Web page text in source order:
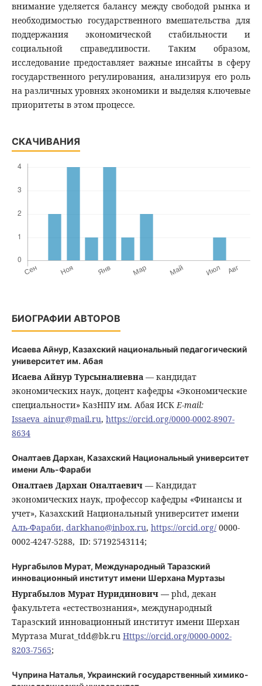
внимание уделяется балансу между свободой рынка и
необходимостью государственного вмешательства для
поддержания экономической стабильности и
социальной справедливости. Таким образом,
исследование предоставляет важные инсайты в сферу
государственного регулирования, анализируя его роль
на различных уровнях экономики и выделяя ключевые
приоритеты в этом процессе.
СКАЧИВАНИЯ
БИОГРАФИИ АВТОРОВ
Исаева Айнур, Казахский национальный педагогический
университет им. Абая
Исаева Айнур Турсыналиевна― кандидат
экономических наук, доцент кафедры «Экономические
специальности» КазНПУ им. Абая ИСКE-mail:
Issaeva_ainur@mail.ru, https://orcid.org/0000-0002-8907-
8634
Оналтаев Дархан, Казахский Национальный университет
имени Аль-Фараби
Оналтаев Дархан Оналтаевич― Кандидат
экономических наук, профессор кафедры «Финансы и
учет», Казахский Национальный университет имени
Аль-Фараби, darkhano@inbox.ru, https://orcid.org/0000-
0002-4247-5288, ID: 57192543114;
Нургабылов Мурат, Международный Таразский
инновационный институт имени Шерхана Муртазы
Нургабылов Мурат Нуридинович ― phd, декан
факультета «естествознания», международный
Таразский инновационный институт имени Шерхан
Муртаза Murat_tdd@bk.ru Https://orcid.org/0000-0002-
8203-7565;
Чуприна Наталья, Украинский государственный химико-